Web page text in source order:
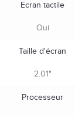
Ecran tactile
Oui
Taille d'écran
2.01"
Processeur